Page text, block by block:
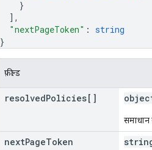
}
] ,
"nextPageToken" : string
}
फ़ील्ड
resolvedPolicies[]
समाधान
nextPageToken